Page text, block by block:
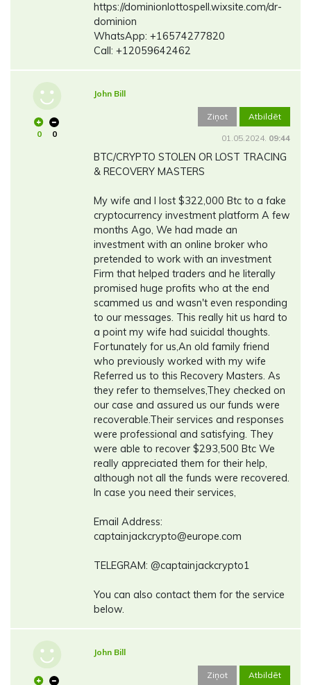
https://dominionlottospell.wixsite.com/dr-
dominion
WhatsApp: +16574277820
Call: +12059642462
0 0
John Bill
Ziņot Atbildēt
01.05.2024. 09:44
BTC/CRYPTO STOLEN OR LOST TRACING
& RECOVERY MASTERS
My wife and I lost $322,000 Btc to a fake
cryptocurrency investment platform A few
months Ago, We had made an
investment with an online broker who
pretended to work with an investment
Firm that helped traders and he literally
promised huge profits who at the end
scammed us and wasn't even responding
to our messages. This really hit us hard to
a point my wife had suicidal thoughts.
Fortunately for us,An old family friend
who previously worked with my wife
Referred us to this Recovery Masters. As
they refer to themselves,They checked on
our case and assured us our funds were
recoverable.Their services and responses
were professional and satisfying. They
were able to recover $293,500 Btc We
really appreciated them for their help,
although not all the funds were recovered.
In case you need their services,
Email Address:
captainjackcrypto@europe.com
TELEGRAM: @captainjackcrypto1
You can also contact them for the service
below.
John Bill
Ziņot Atbildēt